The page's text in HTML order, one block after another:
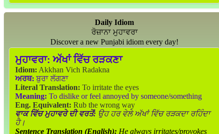
Daily Idiom
ਰੋਜ਼ਾਨਾ ਮੁਹਾਵਰਾ
Discover a new Punjabi idiom every day!
ਮੁਹਾਵਰਾ: ਅੱਖਾਂ ਵਿੱਚ ਰੜਕਣਾ
Idiom: Akkhan Vich Radakna
ਅਰਥ: ਬੁਰਾ ਲੱਗਣਾ
Literal Translation: To irritate the eyes
Meaning: To dislike or feel annoyed by someone/something
Eng. Equivalent: Rub the wrong way
ਵਾਕ ਵਿੱਚ ਮੁਹਾਵਰੇ ਦੀ ਵਰਤੋਂ: ਉਹ ਹਰ ਵੇਲੇ ਅੱਖਾਂ ਵਿੱਚ ਰੜਕਦਾ ਰਹਿੰਦਾ
ਹੈ।
Sentence Translation (English): He always irritates/provokes